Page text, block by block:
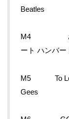
Beatles
M4 さ
ート ハンバー
M5 To
Gees